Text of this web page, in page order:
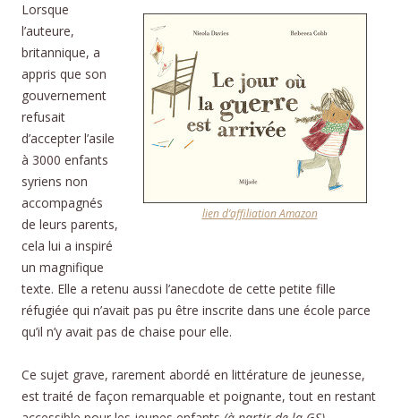
lien d’affiliation Amazon
Lorsque
l’auteure,
britannique, a
appris que son
gouvernement
refusait
d’accepter l’asile
à 3000 enfants
syriens non
accompagnés
de leurs parents,
cela lui a inspiré
un magnifique
texte. Elle a retenu aussi l’anecdote de cette petite fille
réfugiée qui n’avait pas pu être inscrite dans une école parce
qu’il n’y avait pas de chaise pour elle.
Ce sujet grave, rarement abordé en littérature de jeunesse,
est traité de façon remarquable et poignante, tout en restant